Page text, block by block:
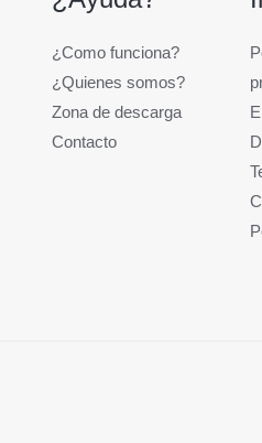
¿Como funciona?
¿Quienes somos?
Zona de descarga
Contacto